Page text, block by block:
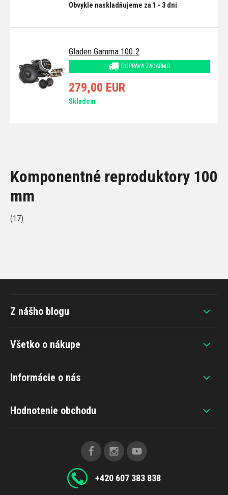
Obvykle naskladňujeme za 1 - 3 dni
Gladen Gamma 100.2
DOPRAVA ZADARMO
279,00 EUR
Skladom
Komponentné reproduktory 100
mm
(17)
Všetko o nákupe
Informácie o nás
Hodnotenie obchodu
+420 607 383 838
Z nášho blogu